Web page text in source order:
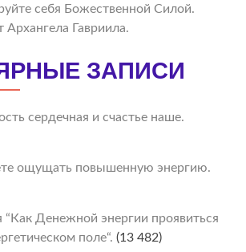
себя Божественной Силой.
Архангела Гавриила.
ЗАПИСИ
сердечная и счастье наше.
ощущать повышенную энергию.
Денежной энергии проявиться
поле“. (13 482)